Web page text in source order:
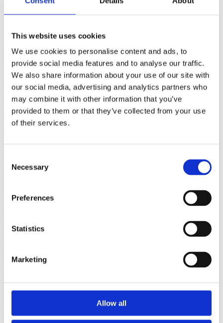
This website uses cookies
We use cookies to personalise content and ads, to
provide social media features and to analyse our traffic.
We also share information about your use of our site with
our social media, advertising and analytics partners who
may combine it with other information that you’ve
provided to them or that they’ve collected from your use
of their services.
Selection
Necessary
Preferences
Statistics
Marketing
Allow all
automatiskt beräkna konvertering och korgpåverkan.
så att alla agerar utifrån samma livebild.
ROI & OPERATIV PÅVERKAN
Med en tydlig bild av besökare och kunder kan cheferna justera
bemanningen för att skydda servicenivåerna under toppar och
minska tomgångstiden utanför topparna. Regioncheferna jämför
butikerna på ett rättvist sätt och ekonomiavdelningen litar på
siffrorna bakom konverteringen och tillväxten för jämförbara
butiker. Resultatet: färre missade försäljningstimmar, snabbare beslut
VAD GÖR SYSTEMET EXAKT I LIVLIGA
Sensorer för personräkning hanterar dubbelriktade flöden och
och kalibrering ger hög noggrannhet under rusningstrafik.
KPI:er. Installationen är utformad för att stödja GDPR och policyer i
KAN VI BÖRJA MED EN PILOT?